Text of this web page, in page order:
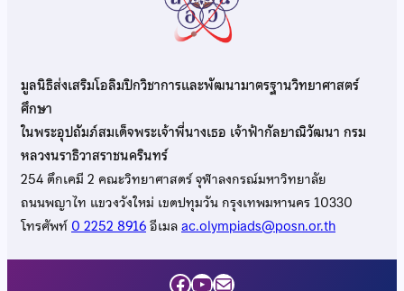
มูลนิธิส่งเสริมโอลิมปิกวิชาการและพัฒนามาตรฐานวิทยาศาสตร์
ศึกษา
ในพระอุปถัมภ์สมเด็จพระเจ้าพี่นางเธอ เจ้าฟ้ากัลยาณิวัฒนา กรม
หลวงนราธิวาสราชนครินทร์
254 ตึกเคมี 2 คณะวิทยาศาสตร์ จุฬาลงกรณ์มหาวิทยาลัย
ถนนพญาไท แขวงวังใหม่ เขตปทุมวัน กรุงเทพมหานคร 10330
โทรศัพท์0 2252 8916อีเมลac.olympiads@posn.or.th
Facebook
YouTube
Mail